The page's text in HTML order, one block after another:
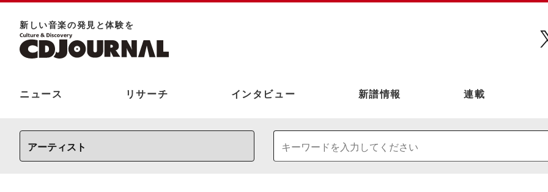
新しい⾳楽の発⾒と体験を
ニュース リサーチ インタビュー 新譜情報 連載